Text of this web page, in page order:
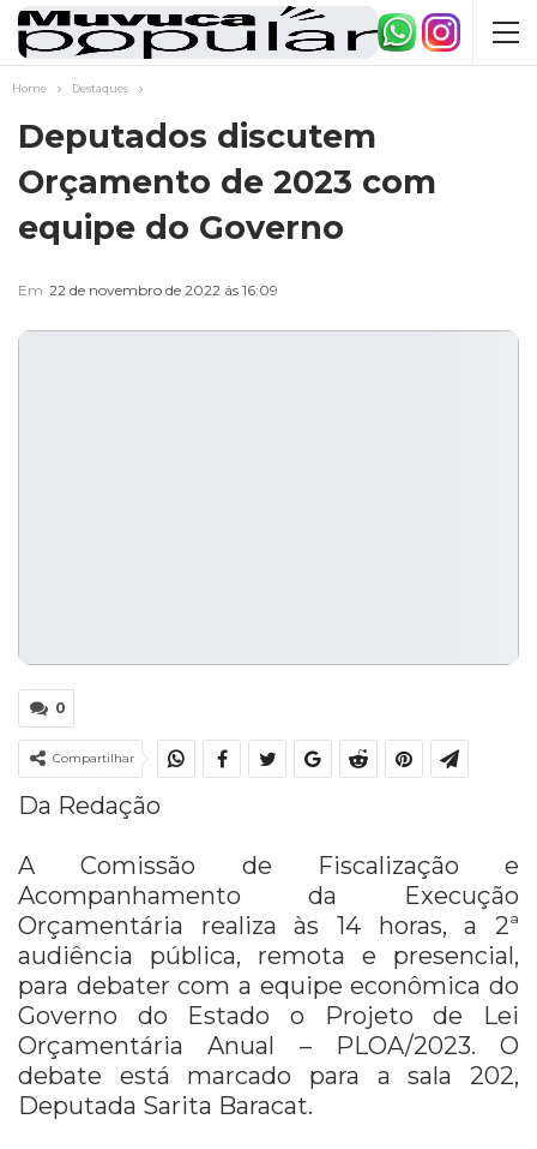
Home Destaques
Deputados discutem
Orçamento de 2023 com
equipe do Governo
Em 22 de novembro de 2022 ás 16:09
0
Compartilhar
Da Redação
A Comissão de Fiscalização e
Acompanhamento da Execução
Orçamentária realiza às 14 horas, a 2ª
audiência pública, remota e presencial,
para debater com a equipe econômica do
Governo do Estado o Projeto de Lei
Orçamentária Anual – PLOA/2023. O
debate está marcado para a sala 202,
Deputada Sarita Baracat.